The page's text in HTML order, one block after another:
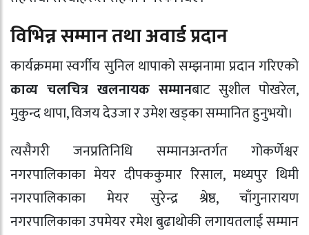
विभिन्न सम्मान तथा अवार्ड प्रदान
कार्यक्रममा स्वर्गीय सुनिल थापाको सम्झनामा प्रदान गरिएको
काव्य चलचित्र खलनायक सम्मानबाट सुशील पोखरेल,
मुकुन्द थापा, विजय देउजा र उमेश खड्का सम्मानित हुनुभयो।
त्यसैगरी जनप्रतिनिधि सम्मानअन्तर्गत गोकर्णेश्वर
नगरपालिकाका मेयर दीपककुमार रिसाल, मध्यपुर थिमी
नगरपालिकाका मेयर सुरेन्द्र श्रेष्ठ, चाँगुनारायण
नगरपालिकाका उपमेयर रमेश बुढाथोकी लगायतलाई सम्मान